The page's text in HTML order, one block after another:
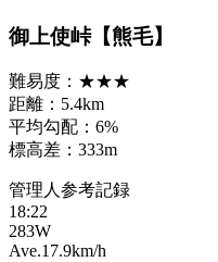
御上使峠【熊毛】
難易度：★★★
距離：5.4km
平均勾配：6%
標高差：333m
管理人参考記録
18:22
283W
Ave.17.9km/h